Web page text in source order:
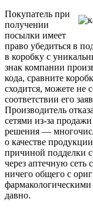
Покупатель при
получении
посылки имеет
право убедиться в
в коробку с
знак компании
кода, сравните
сходится, можете не
соответствии его
Производитель
сетями из-за
решения —
о качестве
причиной подделки
через аптечную сеть
ничего общего с
давно.